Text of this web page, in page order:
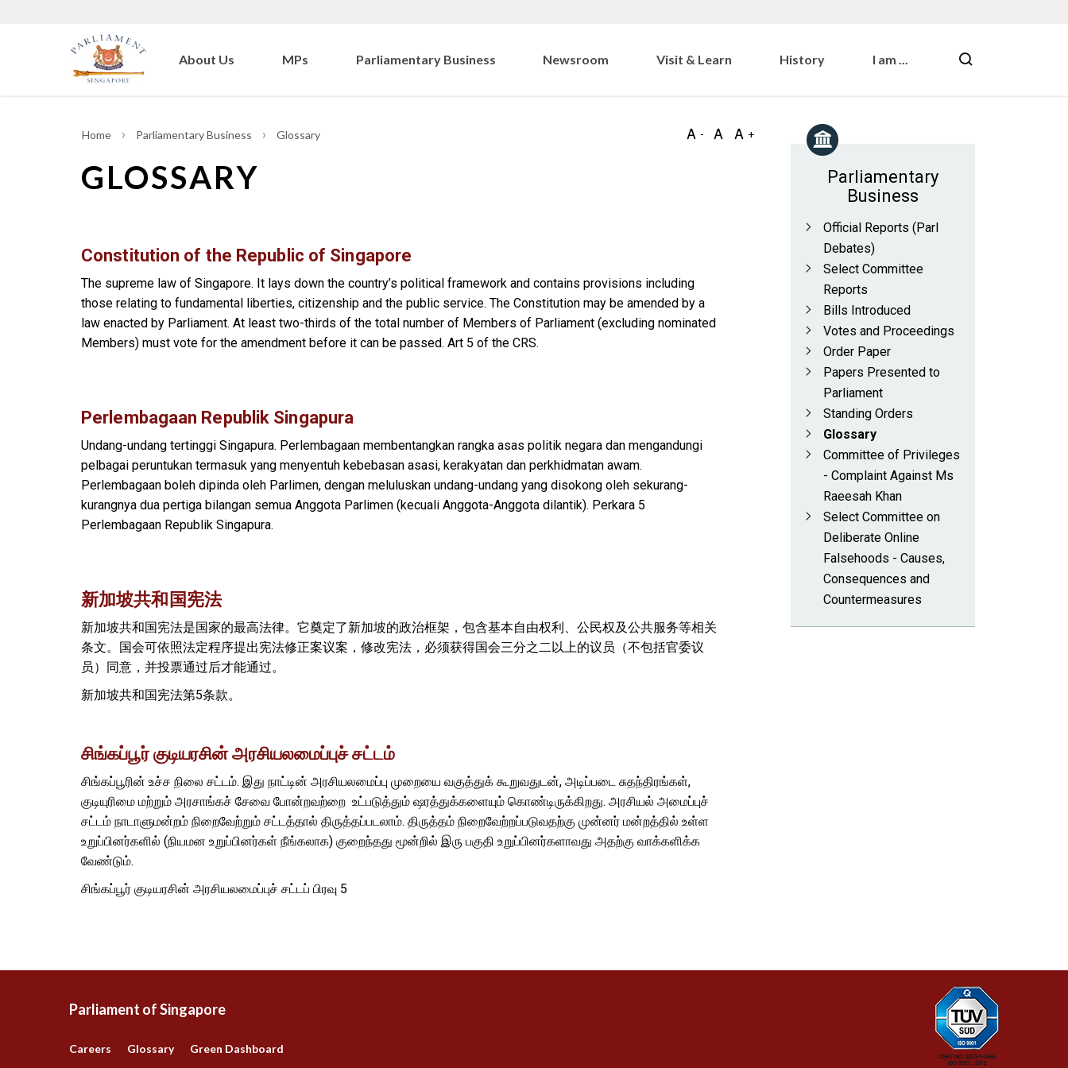
About Us MPs Parliamentary Business Newsroom Visit & Learn History I am ...
Home Parliamentary Business Glossary
GLOSSARY
Constitution of the Republic of Singapore
The supreme law of Singapore. It lays down the country’s political framework and contains provisions including
those relating to fundamental liberties, citizenship and the public service. The Constitution may be amended by a
law enacted by Parliament. At least two-thirds of the total number of Members of Parliament (excluding nominated
Members) must vote for the amendment before it can be passed. Art 5 of the CRS.
Perlembagaan Republik Singapura
Undang-undang tertinggi Singapura. Perlembagaan membentangkan rangka asas politik negara dan mengandungi
pelbagai peruntukan termasuk yang menyentuh kebebasan asasi, kerakyatan dan perkhidmatan awam.
Perlembagaan boleh dipinda oleh Parlimen, dengan meluluskan undang-undang yang disokong oleh sekurang-
kurangnya dua pertiga bilangan semua Anggota Parlimen (kecuali Anggota-Anggota dilantik). Perkara 5
Perlembagaan Republik Singapura.
新加坡共和国宪法
新加坡共和国宪法是国家的最高法律。它奠定了新加坡的政治框架，包含基本自由权利、公民权及公共服务等相关
条文。国会可依照法定程序提出宪法修正案议案，修改宪法，必须获得国会三分之二以上的议员（不包括官委议
员）同意，并投票通过后才能通过。
新加坡共和国宪法第5条款。
சிங்கப்பூர் குடியரசின் அரசியலமைப்புச் சட்டம்
சிங்கப்பூரின் உச்ச நிலை சட்டம். இது நாட்டின் அரசியலமைப்பு முறையை வகுத்துக் கூறுவதுடன், அடிப்படை சுதந்திரங்கள்,
குடியுரிமை மற்றும் அரசாங்கச் சேவை போன்றவற்றை உட்படுத்தும் ஷரத்துக்களையும் கொண்டிருக்கிறது. அரசியல் அமைப்புச்
சட்டம் நாடாளுமன்றம் நிறைவேற்றும் சட்டத்தால் திருத்தப்படலாம். திருத்தம் நிறைவேற்றப்படுவதற்கு முன்னர் மன்றத்தில் உள்ள
உறுப்பினர்களில் (நியமன உறுப்பினர்கள் நீங்கலாக) குறைந்தது மூன்றில் இரு பகுதி உறுப்பினர்களாவது அதற்கு வாக்களிக்க
வேண்டும்.
சிங்கப்பூர் குடியரசின் அரசியலமைப்புச் சட்டப் பிரவு 5
Parliamentary
Business
Official Reports (Parl
Debates)
Select Committee
Reports
Bills Introduced
Votes and Proceedings
Order Paper
Papers Presented to
Parliament
Standing Orders
Glossary
Committee of Privileges
- Complaint Against Ms
Raeesah Khan
Select Committee on
Deliberate Online
Falsehoods - Causes,
Consequences and
Countermeasures
Parliament of Singapore
Careers Glossary Green Dashboard